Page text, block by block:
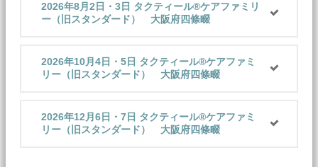
2026年8月2日・3日 タクティール®️ケアファミリ
ー（旧スタンダード） 大阪府四條畷
2026年10月4日・5日 タクティール®️ケアファミ
リー（旧スタンダード） 大阪府四條畷
2026年12月6日・7日 タクティール®️ケアファミ
リー（旧スタンダード） 大阪府四條畷